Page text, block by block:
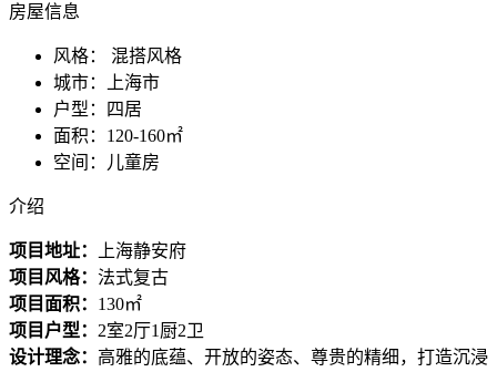
房屋信息
风格：
混搭风格
城市：
上海市
户型：
四居
面积： 120-160㎡
空间：
儿童房
介绍
项目地址：
上海静安府
项目风格： 法式复古
项目面积： 130㎡
项目户型： 2室2厅1厨2卫
设计理念： 高雅的底蕴、开放的姿态、尊贵的精细，打造沉浸